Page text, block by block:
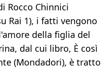
Rocco Chinnici
Rai 1), i fatti vengono
della figlia del
dal cui libro, È così
(Mondadori), è tratto